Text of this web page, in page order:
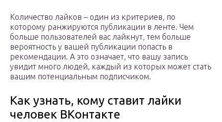
Количество лайков – один из критериев, по
которому ранжируются публикации в ленте. Чем
больше пользователей вас лайкнут, тем больше
вероятность у вашей публикации попасть в
рекомендации. А это означает, что вашу запись
увидит много людей, каждый из которых может стать
вашим потенциальным подписчиком.
Как узнать, кому ставит лайки
человек ВКонтакте